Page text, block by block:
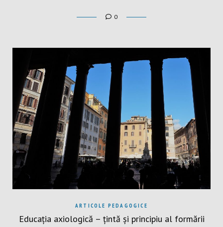
0
ARTICOLE PEDAGOGICE
Educația axiologică – țintă și principiu al formării